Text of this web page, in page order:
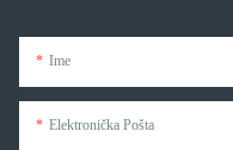
Ime
Elektronička Pošta